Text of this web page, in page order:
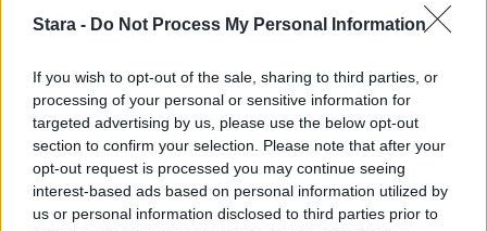
Stara - Do Not Process My Personal Information
If you wish to opt-out of the sale, sharing to third parties, or
processing of your personal or sensitive information for
targeted advertising by us, please use the below opt-out
section to confirm your selection. Please note that after your
opt-out request is processed you may continue seeing
interest-based ads based on personal information utilized by
us or personal information disclosed to third parties prior to
2
MATKAILU